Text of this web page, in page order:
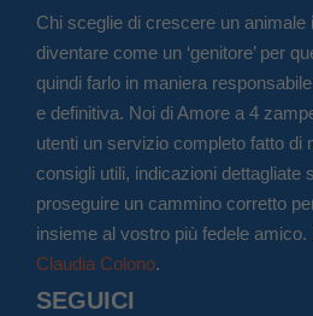
Chi sceglie di crescere un animale
diventare come un ‘genitore’ per
quindi farlo in maniera
e definitiva. Noi di Amore a 4
utenti un servizio completo fatto di
consigli utili, indicazioni dettagliate
proseguire un cammino corretto
insieme al vostro più fedele amico.
Claudia Colono.
SEGUICI